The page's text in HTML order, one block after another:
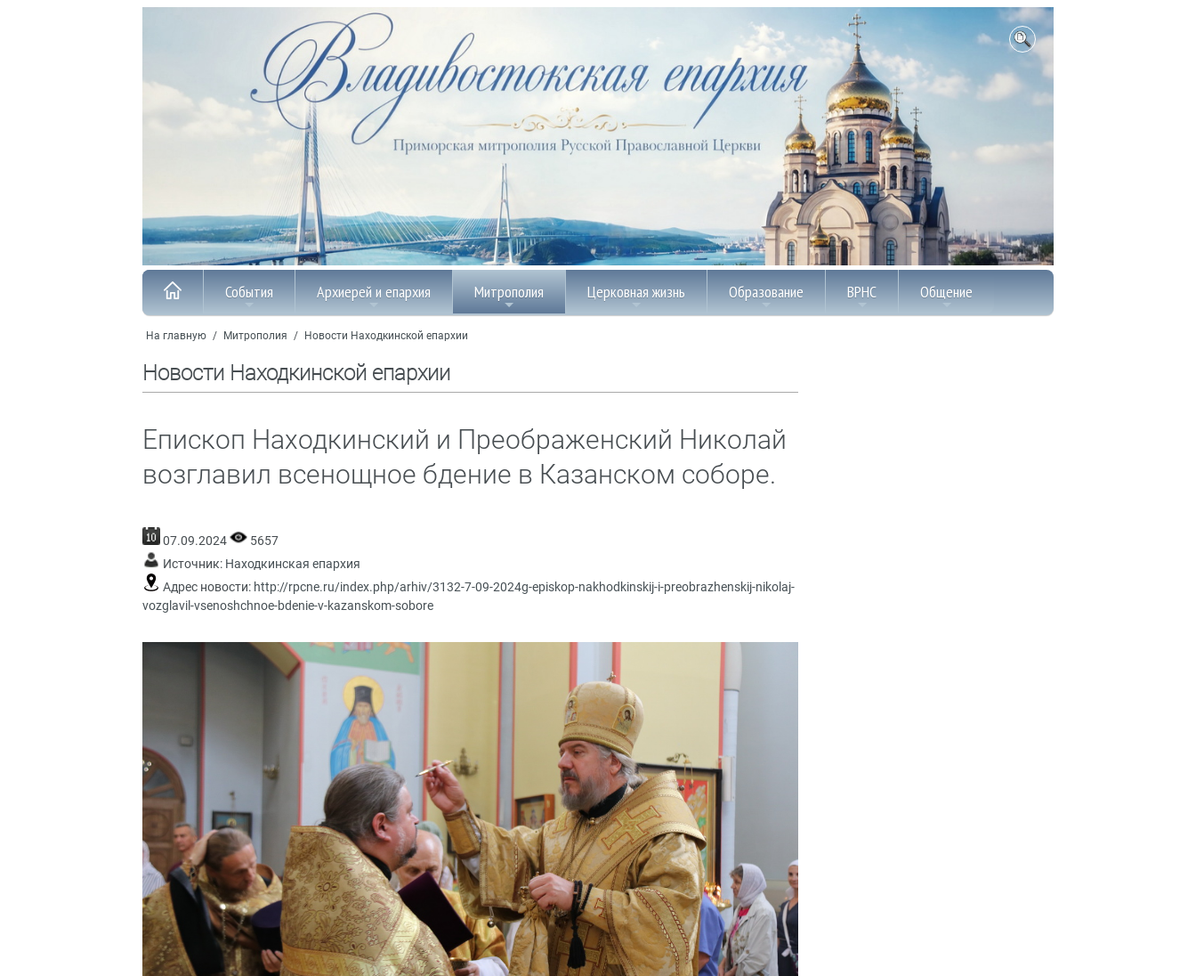
События Архиерей и епархия Митрополия Церковная жизнь Образование ВРНС Общение
На главную / Митрополия / Новости Находкинской епархии
Новости Находкинской епархии
Епископ Находкинский и Преображенский Николай
возглавил всенощное бдение в Казанском соборе.
07.09.2024
5657
Источник: Находкинская епархия
Адрес новости: http://rpcne.ru/index.php/arhiv/3132-7-09-2024g-episkop-nakhodkinskij-i-preobrazhenskij-nikolaj-
vozglavil-vsenoshchnoe-bdenie-v-kazanskom-sobore